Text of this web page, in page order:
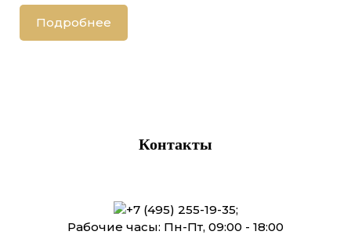
Подробнее
Контакты
+7 (495) 255-19-35;
Рабочие часы: Пн-Пт, 09:00 - 18:00